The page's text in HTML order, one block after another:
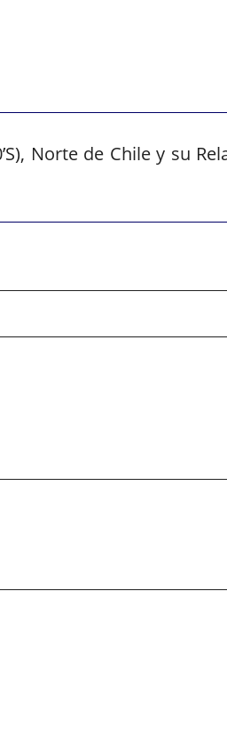
Norte de Chile y su